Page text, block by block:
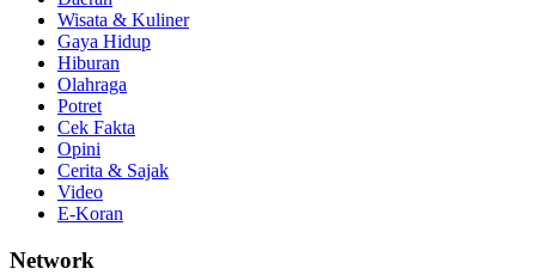
Wisata & Kuliner
Gaya Hidup
Hiburan
Olahraga
Potret
Cek Fakta
Opini
Cerita & Sajak
Video
E-Koran
Network